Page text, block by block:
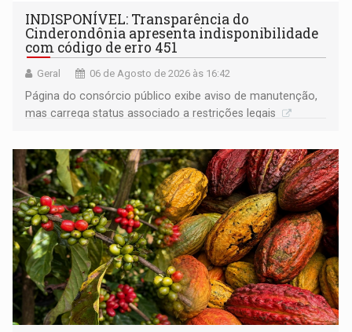
INDISPONÍVEL: Transparência do
Cinderondônia apresenta indisponibilidade
com código de erro 451
Geral 06 de Agosto de 2026 às 16:42
Página do consórcio público exibe aviso de manutenção,
mas carrega status associado a restrições legais